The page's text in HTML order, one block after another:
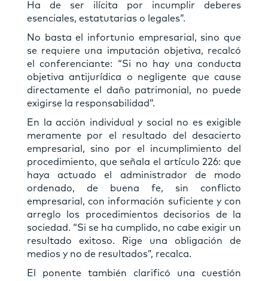
Ha de ser ilícita por incumplir deberes
esenciales, estatutarias o legales”.
No basta el infortunio empresarial, sino que
se requiere una imputación objetiva, recalcó
el conferenciante: “Si no hay una conducta
objetiva antijurídica o negligente que cause
directamente el daño patrimonial, no puede
exigirse la responsabilidad”.
En la acción individual y social no es exigible
meramente por el resultado del desacierto
empresarial, sino por el incumplimiento del
procedimiento, que señala el artículo 226: que
haya actuado el administrador de modo
ordenado, de buena fe, sin conflicto
empresarial, con información suficiente y con
arreglo los procedimientos decisorios de la
sociedad. “Si se ha cumplido, no cabe exigir un
resultado exitoso. Rige una obligación de
medios y no de resultados”, recalca.
El ponente también clarificó una cuestión